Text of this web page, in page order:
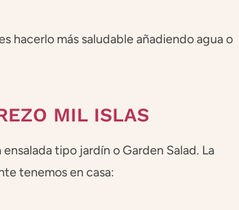
hacerlo más saludable añadiendo agua o
MIL ISLAS
tipo jardín o Garden Salad. La
tenemos en casa: